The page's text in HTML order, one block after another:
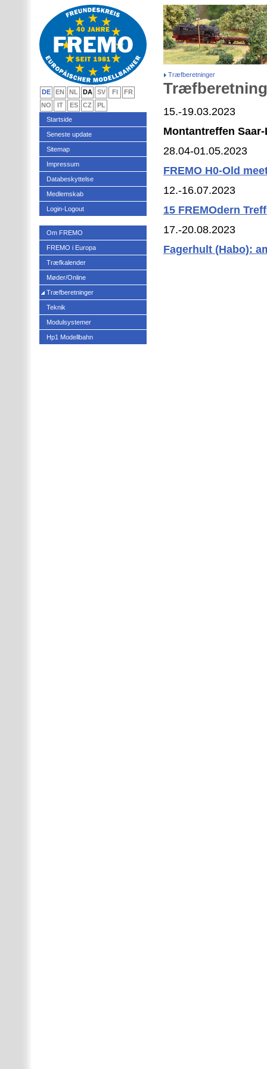
Træfberetninger
15.-19.03.2023
Montantreffen
28.04-01.05.2023
FREMO H0-Old
12.-16.07.2023
15 FREMOdern
17.-20.08.2023
Fagerhult (Habo):
DE EN NL DA SV FI
FR
NO
IT ES CZ
PL
Startside
Seneste update
Sitemap
Impressum
Databeskyttelse
Medlemskab
Login-Logout
Om FREMO
FREMO i Europa
Træfkalender
Møder/Online
Træfberetninger
Teknik
Modulsystemer
Hp1 Modellbahn